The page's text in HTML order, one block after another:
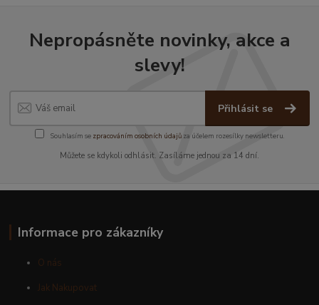
Nepropásněte novinky, akce a
slevy!
Přihlásit se
Souhlasím se zpracováním osobních údajůza účelem rozesílky newsletteru.
Můžete se kdykoli odhlásit. Zasíláme jednou za 14 dní.
Informace pro zákazníky
O nás
Jak Nakupovat